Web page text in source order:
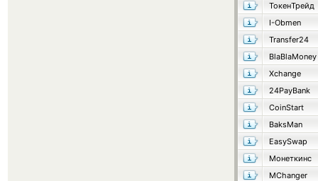
ТокенТрейд
I-Obmen
Transfer24
BlaBlaMoney
Xchange
24PayBank
CoinStart
BaksMan
EasySwap
Монеткинс
MChanger